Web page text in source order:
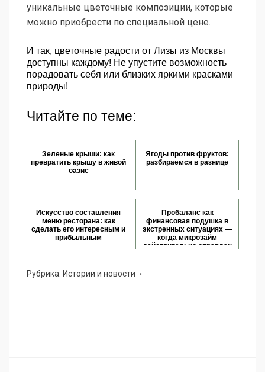
уникальные цветочные композиции, которые
можно приобрести по специальной цене.
И так, цветочные радости от Лизы из Москвы
доступны каждому! Не упустите возможность
порадовать себя или близких яркими красками
природы!
Читайте по теме:
Зеленые крыши: как
превратить крышу в живой
оазис
Ягоды против фруктов:
разбираемся в разнице
Искусство составления
меню ресторана: как
сделать его интересным и
прибыльным
Пробаланс как
финансовая подушка в
экстренных ситуациях —
когда микрозайм
действительно оправдан
Рубрика: Истории и новости